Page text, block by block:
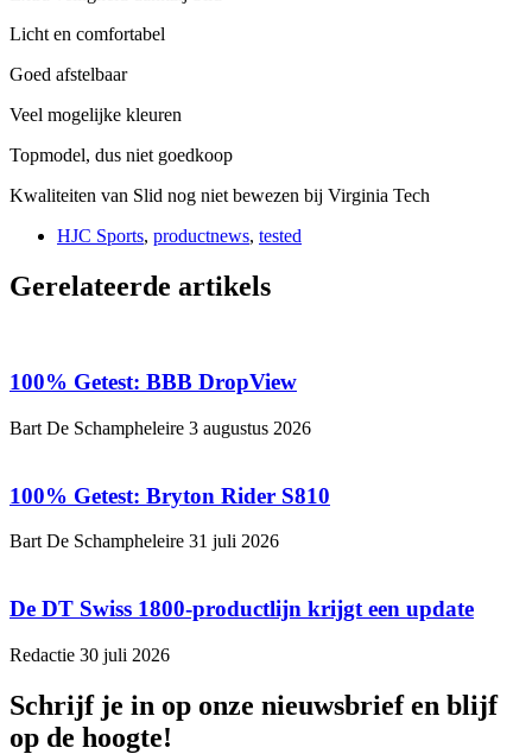
Licht en comfortabel
Goed afstelbaar
Veel mogelijke kleuren
Topmodel, dus niet goedkoop
Kwaliteiten van Slid nog niet bewezen bij Virginia Tech
HJC Sports, productnews, tested
Gerelateerde artikels
100% Getest: BBB DropView
Bart De Schampheleire 3 augustus 2026
100% Getest: Bryton Rider S810
Bart De Schampheleire 31 juli 2026
De DT Swiss 1800-productlijn krijgt een update
Redactie 30 juli 2026
Schrijf je in op onze nieuwsbrief en blijf
op de hoogte!